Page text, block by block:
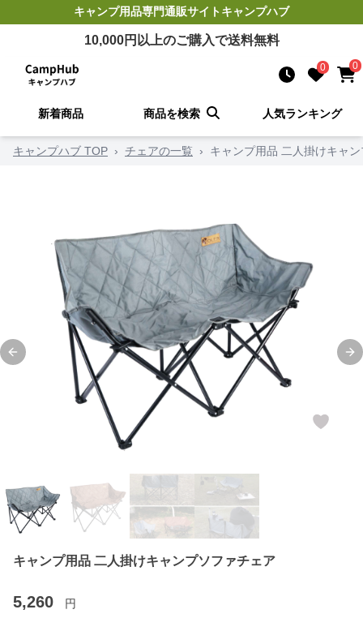
キャンプ用品専門通販サイトキャンプハブ
10,000円以上のご購入で送料無料
0 0
新着商品 商品を検索 人気ランキング
キャンプハブ TOP › チェアの一覧 › キャンプ用品 二人掛けキャ
Previous slide
キャンプ用品 二人掛けキャンプソファチェア
5,260 円